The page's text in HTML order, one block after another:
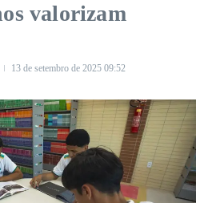
valorizam
13 de setembro de 2025 09:52